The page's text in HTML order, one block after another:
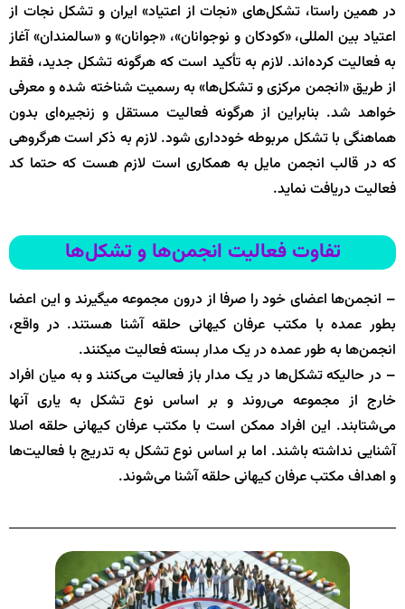
در همین راستا، تشکل‌های «نجات از اعتیاد» ایران و تشکل نجات از
اعتیاد بین المللی، «کودکان و نوجوانان»، «جوانان» و «سالمندان» آغاز
به فعالیت کرده‌اند. لازم به تأکید است که هرگونه تشکل جدید، فقط
از طریق «انجمن مرکزی و تشکل‌ها» به رسمیت شناخته شده و معرفی
خواهد شد. بنابراین از هرگونه فعالیت مستقل و زنجیره‌ای بدون
هماهنگی با تشکل مربوطه خودداری شود. لازم به ذکر است هرگروهی
که در قالب انجمن مایل به همکاری است لازم هست که حتما کد
فعالیت دریافت نماید.
تفاوت فعالیت انجمن‌ها و تشکل‌ها
– انجمن‌ها اعضای خود را صرفا از درون مجموعه میگیرند و این اعضا
بطور عمده با مکتب عرفان کیهانی حلقه آشنا هستند. در واقع،
انجمن‌ها به طور عمده در یک مدار بسته فعالیت میکنند.
– در حالیکه تشکل‌ها در یک مدار باز فعالیت می‌کنند و به میان افراد
خارج از مجموعه می‌روند و بر اساس نوع تشکل به یاری آنها
می‌شتابند. این افراد ممکن است با مکتب عرفان کیهانی حلقه اصلا
آشنایی نداشته باشند. اما بر اساس نوع تشکل به تدریج با فعالیت‌ها
و اهداف مکتب عرفان کیهانی حلقه آشنا می‌شوند.